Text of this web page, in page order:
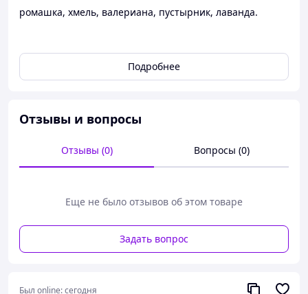
ромашка, хмель, валериана, пустырник, лаванда.
Лечебно – профилактическое действие:
седативное, общеукрепляющее, противосудорожное,
- неврозы, депрессивные состояния;
- психическое и физическое переутомление;
- гипертоническая заболевание;
- вегетативные нарушения;
Подробнее
Отзывы и вопросы
Отзывы (0) Вопросы (0)
Еще не было отзывов об этом товаре
Задать вопрос
Был online:сегодня